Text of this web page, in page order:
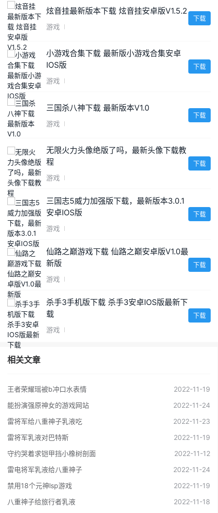
炫音挂最新版本下载 炫音挂安卓版V1.5.2
游戏
下载
小游戏合集下载 最新版小游戏合集安卓
IOS版
游戏
下载
三国杀八神下载 最新版本V1.0
游戏
下载
无限火力头像绝版了吗，最新头像下载教
程
游戏
下载
三国志5威力加强版下载，最新版本3.0.1
安卓IOS版
游戏
下载
仙路之巅游戏下载 仙路之巅安卓版V1.0最
新版
游戏
下载
杀手3手机版下载 杀手3安卓IOS版最新下
载
游戏
下载
相关文章
王者荣耀瑶被b冲口水表情
2022-11-19
能扮演强原神女的游戏网站
2022-11-24
雷将军给八重神子乳液吃
2022-11-23
雷将军乳液对巴特斯
2022-11-19
守约哭着求铠甲挡小橡树剖面
2022-11-12
雷电将军乳液给八重神子
2022-11-24
禁用18个元神lsp游戏
2022-11-19
八重神子给旅行者乳液
2022-11-18